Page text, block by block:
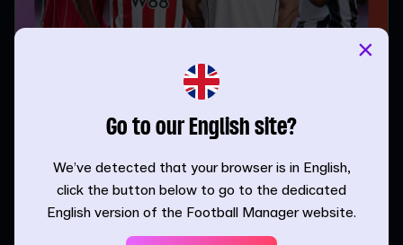
Dominar el ataque posicional en FM26
Ataque | Guido Merry | 24.03.26
Go to our English site?
We’ve detected that your browser is in English,
click the button below to go to the dedicated
English version of the Football Manager website.
×